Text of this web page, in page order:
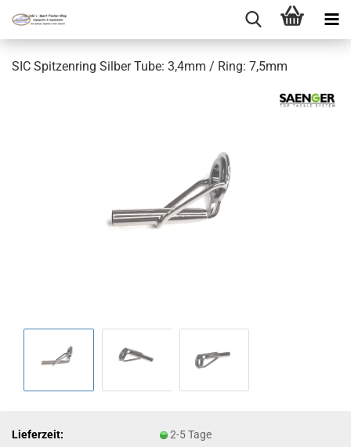
SIC Spitzenring Silber Tube: 3,4mm / Ring: 7,5mm
Lieferzeit: 2-5 Tage